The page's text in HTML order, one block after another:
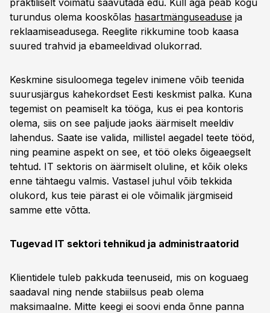
praktiliselt võimatu saavutada edu. Küll aga peab kogu
turundus olema kooskõlas hasartmänguseaduse ja
reklaamiseadusega. Reeglite rikkumine toob kaasa
suured trahvid ja ebameeldivad olukorrad.
Keskmine sisuloomega tegelev inimene võib teenida
suurusjärgus kahekordset Eesti keskmist palka. Kuna
tegemist on peamiselt ka tööga, kus ei pea kontoris
olema, siis on see paljude jaoks äärmiselt meeldiv
lahendus. Saate ise valida, millistel aegadel teete tööd,
ning peamine aspekt on see, et töö oleks õigeaegselt
tehtud. IT sektoris on äärmiselt oluline, et kõik oleks
enne tähtaegu valmis. Vastasel juhul võib tekkida
olukord, kus teie pärast ei ole võimalik järgmiseid
samme ette võtta.
Tugevad IT sektori tehnikud ja administraatorid
Klientidele tuleb pakkuda teenuseid, mis on koguaeg
saadaval ning nende stabiilsus peab olema
maksimaalne. Mitte keegi ei soovi enda õnne panna